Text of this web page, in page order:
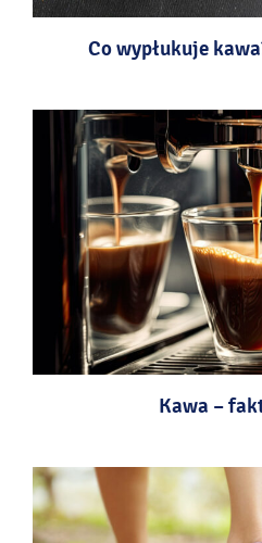
Co wypłukuje
Kawa –